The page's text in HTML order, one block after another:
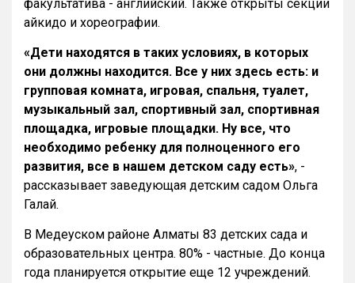
факультатива - английский. Также открыты секции
айкидо и хореографии.
«Дети находятся в таких условиях, в которых
они должны находится. Все у них здесь есть: и
групповая комната, игровая, спальня, туалет,
музыкальный зал, спортивный зал, спортивная
площадка, игровые площадки. Ну все, что
необходимо ребенку для полноценного его
развития, все в нашем детском саду есть», -
рассказывает заведующая детским садом Ольга
Галай.
В Медеуском районе Алматы 83 детских сада и
образовательных центра. 80% - частные. До конца
года планируется открытие еще 12 учреждений.